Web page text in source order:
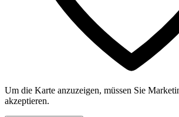
Um die Karte anzuzeigen, müssen Sie
akzeptieren.